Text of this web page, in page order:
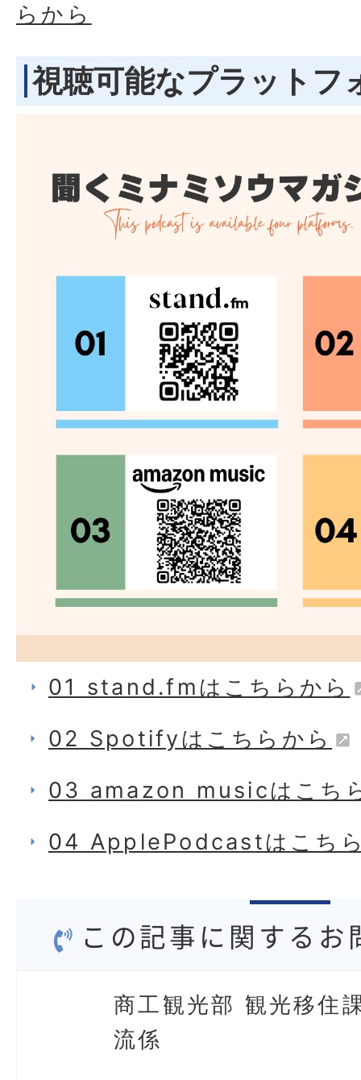
らから
視聴可能なプラットフ
01 stand.fmはこちらから
02 Spotifyはこちらから
03 amazon musicはこち
04 ApplePodcastはこち
この記事に関するお
商工観光部 観光移住
流係